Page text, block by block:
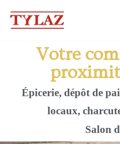
Aller
au
Votre
Épicerie,dépôt de
locaux,
Salon